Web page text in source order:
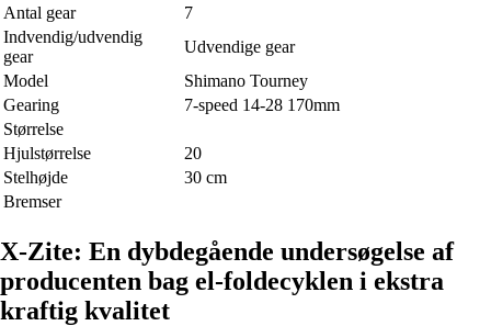
Antal gear
7
Indvendig/udvendig
gear
Udvendige gear
Model
Shimano Tourney
Gearing
7-speed 14-28 170mm
Størrelse
Hjulstørrelse
20
Stelhøjde
30 cm
Bremser
X-Zite: En dybdegående undersøgelse af
producenten bag el-foldecyklen i ekstra
kraftig kvalitet